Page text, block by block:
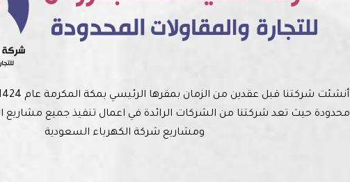
محدودة حيث تعد شركتنا من الشركات الرائدة في اعمال تنفيذ جميع مشاريع
ومشاريع شركة الكهرباء السعودية